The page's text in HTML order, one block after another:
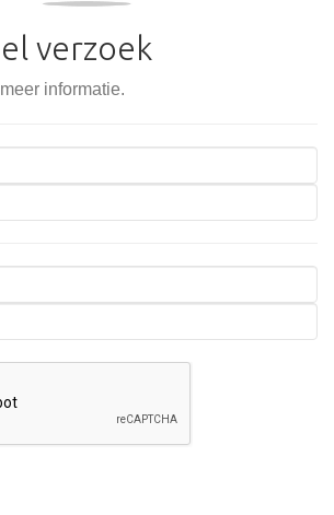
verzoek
informatie.